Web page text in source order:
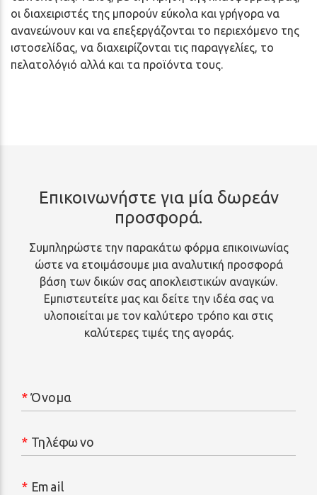
οι διαχειριστές της μπορούν εύκολα και γρήγορα να
ανανεώνουν και να επεξεργάζονται το περιεχόμενο της
ιστοσελίδας, να διαχειρίζονται τις παραγγελίες, το
πελατολόγιό αλλά και τα προϊόντα τους.
Επικοινωνήστε για μία δωρεάν
προσφορά.
Συμπληρώστε την παρακάτω φόρμα επικοινωνίας
ώστε να ετοιμάσουμε μια αναλυτική προσφορά
βάση των δικών σας αποκλειστικών αναγκών.
Εμπιστευτείτε μας και δείτε την ιδέα σας να
υλοποιείται με τον καλύτερο τρόπο και στις
καλύτερες τιμές της αγοράς.
* Όνομα
* Τηλέφωνο
* Email